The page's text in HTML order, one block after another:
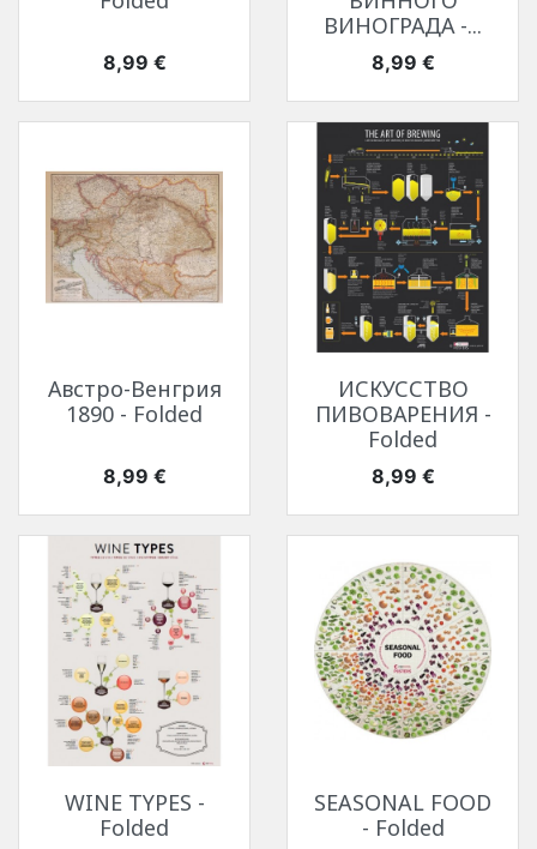
Цена
8,99 €
ВИНОГРАДА -...
Цена
8,99 €
Австро-Венгрия
1890 - Folded
Цена
8,99 €
ИСКУССТВО
ПИВОВАРЕНИЯ -
Folded
Цена
8,99 €
WINE TYPES -
Folded
SEASONAL FOOD
- Folded